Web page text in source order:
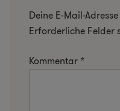
Deine E-Mail-
Erforderliche Felder
Kommentar *